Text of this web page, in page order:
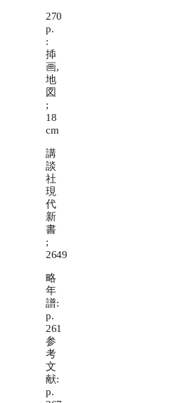
270
p.
:
揷
画,
地
図
;
18
cm
講
談
社
現
代
新
書
;
2649
略
年
譜:
p.
261
参
考
文
献:
p.